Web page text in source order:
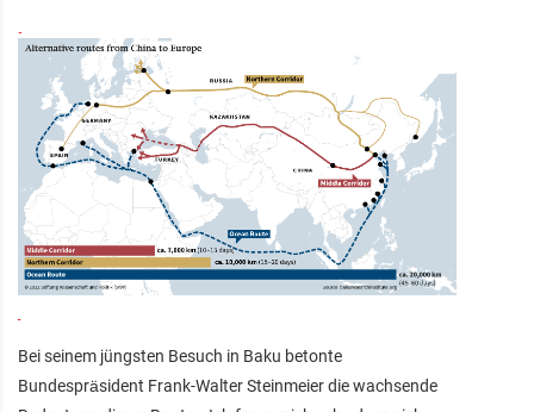
Bei seinem jüngsten Besuch in Baku betonte
Bundespräsident Frank-Walter Steinmeier die wachsende